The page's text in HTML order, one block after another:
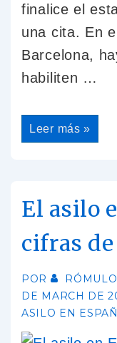
finalice el
una cita. En
Barcelona,
habiliten …
Leer más »
El asilo
cifras de
POR
DE MARCH DE
ASILO EN